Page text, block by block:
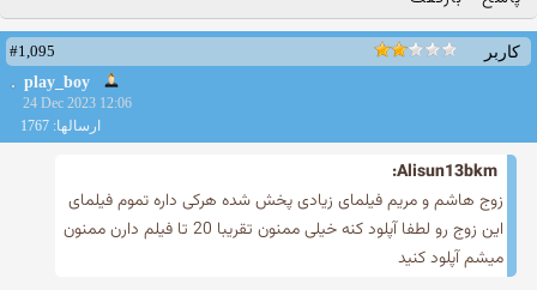
کاربر
#1,095
play_boy
24 Dec 2023 12:06
ارسالها: 1767
Alisun13bkm:
زوج هاشم و مریم فیلمای زیادی پخش شده هرکی داره تموم فیلمای
این زوج رو لطفا آپلود کنه خیلی ممنون تقریبا 20 تا فیلم دارن ممنون
میشم آپلود کنید